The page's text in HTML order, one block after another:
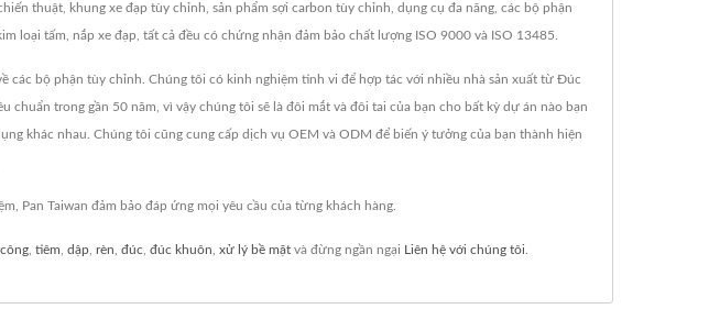
thuật, khung xe đạp tùy chỉnh, sản phẩm sợi carbon tùy chỉnh, dụng cụ đa năng, các bộ phận
loại tấm, nắp xe đạp, tất cả đều có chứng nhận đảm bảo chất lượng ISO 9000 và ISO 13485.
các bộ phận tùy chỉnh. Chúng tôi có kinh nghiệm tinh vi để hợp tác với nhiều nhà sản xuất từ Đúc
trong gần 50 năm, vì vậy chúng tôi sẽ là đôi mắt và đôi tai của bạn cho bất kỳ dự án nào bạn
khác nhau. Chúng tôi cũng cung cấp dịch vụ OEM và ODM để biến ý tưởng của bạn thành hiện
Pan Taiwan đảm bảo đáp ứng mọi yêu cầu của từng khách hàng.
tiêm dập rèn đúc đúc khuôn xử lý bề mặt và đừng ngần ngại Liên hệ với chúng tôi